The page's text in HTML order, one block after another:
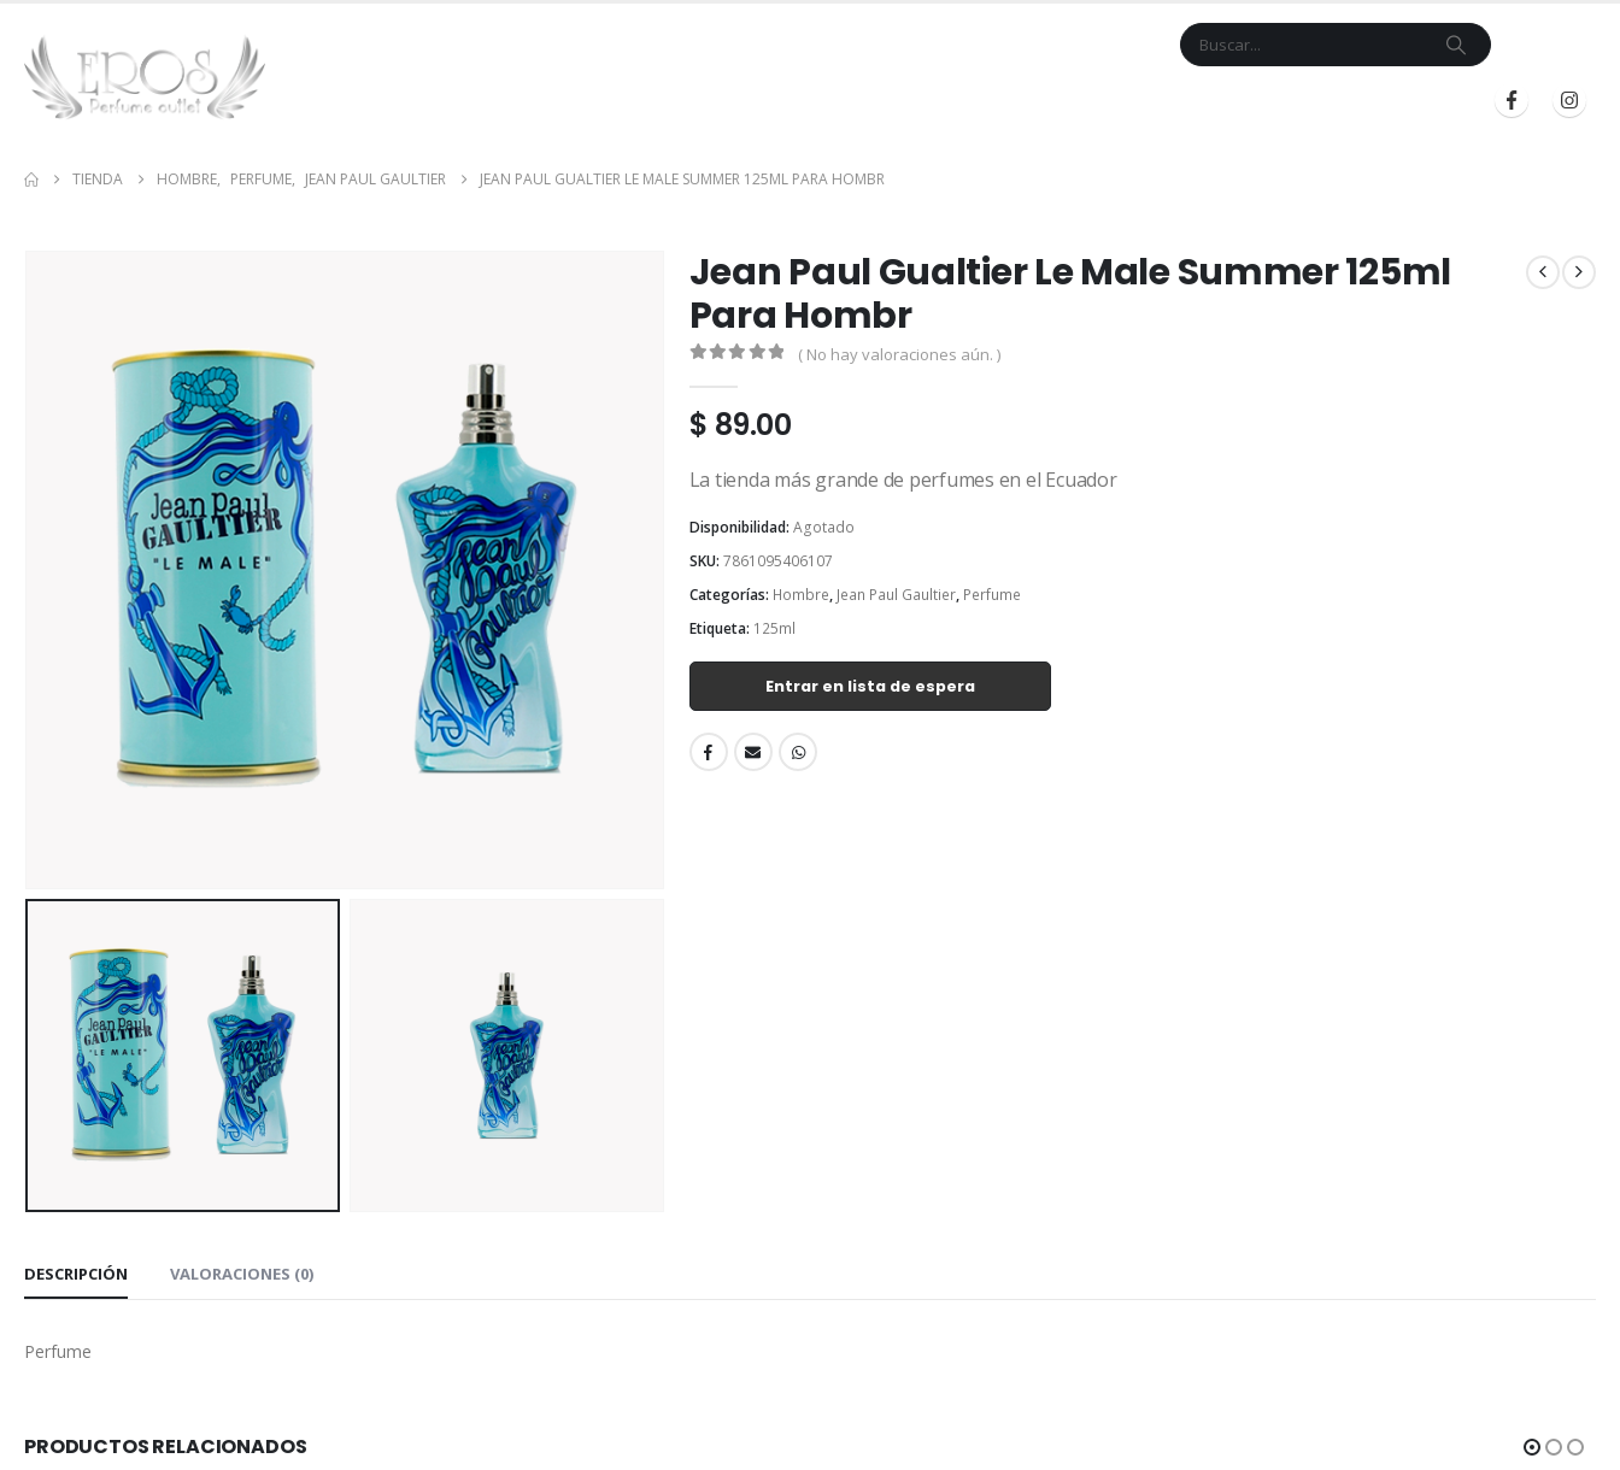
TIENDA HOMBRE, PERFUME, JEAN PAUL GAULTIER JEAN PAUL GUALTIER LE MALE SUMMER 125ML PARA HOMBR
Jean Paul Gualtier Le Male Summer 125ml
Para Hombr
( No hay valoraciones aún. )
$ 89.00
La tienda más grande de perfumes en el Ecuador
Disponibilidad: Agotado
SKU: 7861095406107
Categorías: Hombre, Jean Paul Gaultier, Perfume
Etiqueta: 125ml
Entrar en lista de espera
DESCRIPCIÓN VALORACIONES (0)
Perfume
PRODUCTOS RELACIONADOS